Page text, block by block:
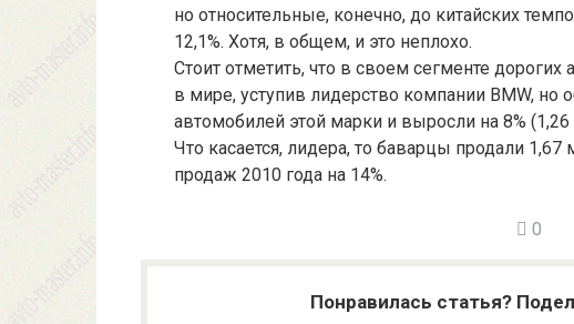
но относительные, конечно, до китайских
12,1%. Хотя, в общем, и это неплохо.
Стоит отметить, что в своем сегменте
в мире, уступив лидерство компании BMW, но
автомобилей этой марки и выросли на 8%
Что касается, лидера, то баварцы продали
продаж 2010 года на 14%.
0
Понравилась статья?